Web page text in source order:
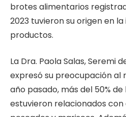
brotes alimentarios
2023 tuvieron su origen en
productos.
La Dra. Paola Salas, Seremi
expresó su preocupación al
año pasado, más del 50%
estuvieron relacionados